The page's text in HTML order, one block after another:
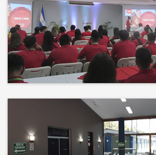
Desconectamos para
Entre risas, brisa fresca y
ambiente natural
Events